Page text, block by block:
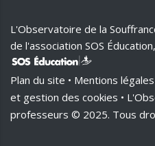
L'Observatoire de la
de l'association SOS
Plan du site • Mentions légales
et gestion des cookies •
professeurs © 2025. Tous